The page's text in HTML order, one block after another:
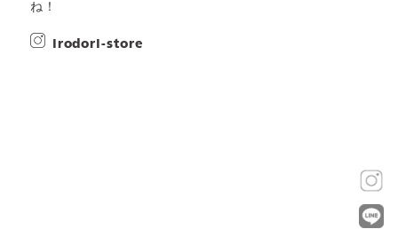
ね！
irodori-store